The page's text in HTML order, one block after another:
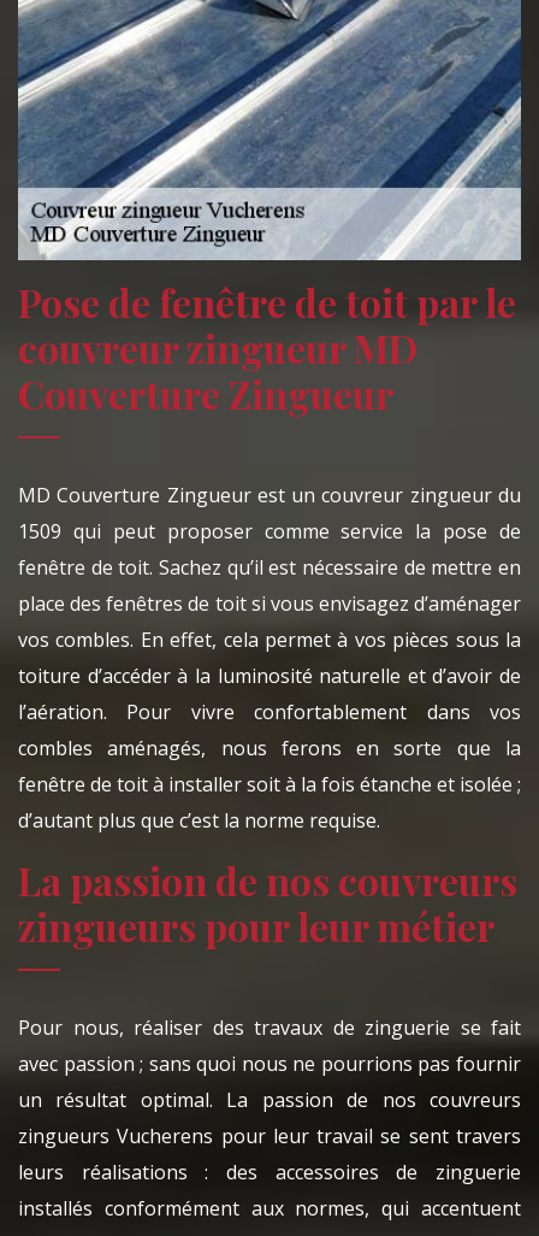
Pose de fenêtre de toit par le
couvreur zingueur MD
Couverture Zingueur
MD Couverture Zingueur est un couvreur zingueur du
1509 qui peut proposer comme service la pose de
fenêtre de toit. Sachez qu’il est nécessaire de mettre en
place des fenêtres de toit si vous envisagez d’aménager
vos combles. En effet, cela permet à vos pièces sous la
toiture d’accéder à la luminosité naturelle et d’avoir de
l’aération. Pour vivre confortablement dans vos
combles aménagés, nous ferons en sorte que la
fenêtre de toit à installer soit à la fois étanche et isolée ;
d’autant plus que c’est la norme requise.
La passion de nos couvreurs
zingueurs pour leur métier
Pour nous, réaliser des travaux de zinguerie se fait
avec passion ; sans quoi nous ne pourrions pas fournir
un résultat optimal. La passion de nos couvreurs
zingueurs Vucherens pour leur travail se sent travers
leurs réalisations : des accessoires de zinguerie
installés conformément aux normes, qui accentuent